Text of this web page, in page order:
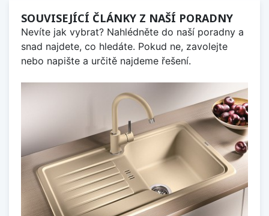
SOUVISEJÍCÍ ČLÁNKY Z NAŠÍ PORADNY
Nevíte jak vybrat? Nahlédněte do naší poradny a
snad najdete, co hledáte. Pokud ne, zavolejte
nebo napište a určitě najdeme řešení.